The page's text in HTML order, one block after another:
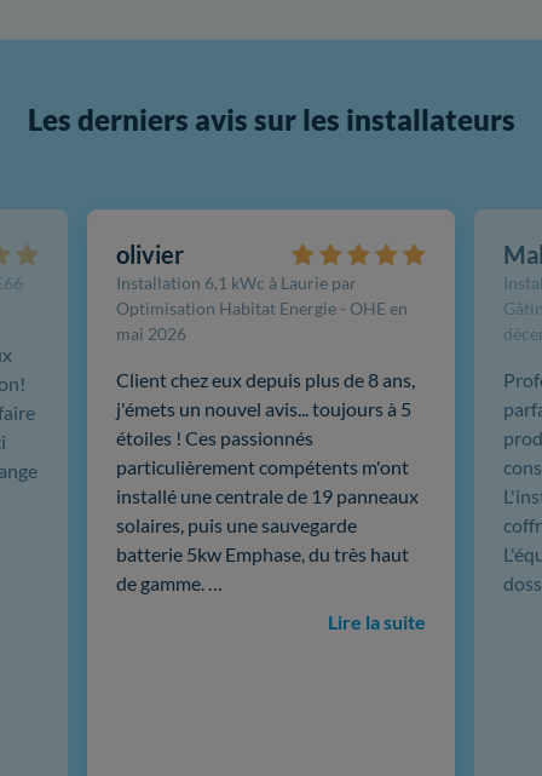
Les derniers avis sur les installateurs
olivier
Installation 6,1 kWc à Laurie par
Optimisation Habitat Energie - OHE en
mai 2026
Client chez eux depuis plus de 8 ans,
j'émets un nouvel avis... toujours à 5
étoiles ! Ces passionnés
particulièrement compétents m'ont
installé une centrale de 19 panneaux
solaires, puis une sauvegarde
batterie 5kw Emphase, du très haut
de gamme. …
Lire la suite